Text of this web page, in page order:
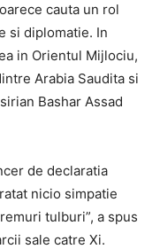
cauta un rol
si diplomatie. In
in Orientul Mijlociu,
Arabia Saudita si
Bashar Assad
de declaratia
nicio simpatie
tulburi”, a spus
sale catre Xi.